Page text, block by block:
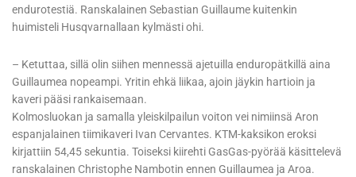
endurotestiä. Ranskalainen Sebastian Guillaume kuitenkin
huimisteli Husqvarnallaan kylmästi ohi.
– Ketuttaa, sillä olin siihen mennessä ajetuilla enduropätkillä aina
Guillaumea nopeampi. Yritin ehkä liikaa, ajoin jäykin hartioin ja
kaveri pääsi rankaisemaan.
Kolmosluokan ja samalla yleiskilpailun voiton vei nimiinsä Aron
espanjalainen tiimikaveri Ivan Cervantes. KTM-kaksikon eroksi
kirjattiin 54,45 sekuntia. Toiseksi kiirehti GasGas-pyörää käsittelevä
ranskalainen Christophe Nambotin ennen Guillaumea ja Aroa.